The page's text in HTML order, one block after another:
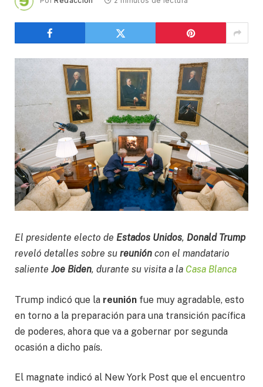
El presidente electo de Estados Unidos, Donald Trump
reveló detalles sobre su reunión con el mandatario
saliente Joe Biden, durante su visita a la Casa Blanca
Trump indicó que la reunión fue muy agradable, esto
en torno a la preparación para una transición pacífica
de poderes, ahora que va a gobernar por segunda
ocasión a dicho país.
El magnate indicó al New York Post que el encuentro